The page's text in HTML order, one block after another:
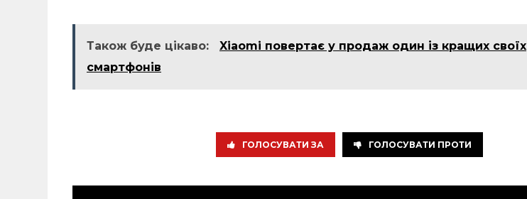
Також буде цікаво:
Xiaomi повертає у продаж один із кращих своїх
смартфонів
ГОЛОСУВАТИ ЗА ГОЛОСУВАТИ ПРОТИ